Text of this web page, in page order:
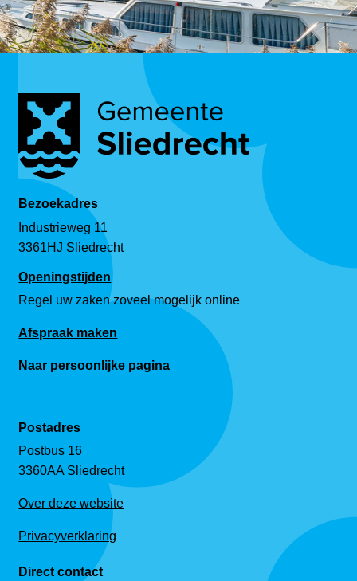
Bezoekadres
Industrieweg 11
3361HJ Sliedrecht
Openingstijden
Regel uw zaken zoveel mogelijk online
Afspraak maken
Naar persoonlijke pagina
Postadres
Postbus 16
3360AA Sliedrecht
Over deze website
Privacyverklaring
Direct contact